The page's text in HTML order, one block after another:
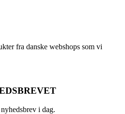
fra danske webshops som vi
i dag.